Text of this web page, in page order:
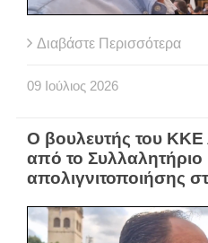
Διαβάστε Περισσότερα
09 Ιούλιος 2026
Ο βουλευτής του ΚΚΕ
από το Συλλαλητήριο
απολιγνιτοποιήσης